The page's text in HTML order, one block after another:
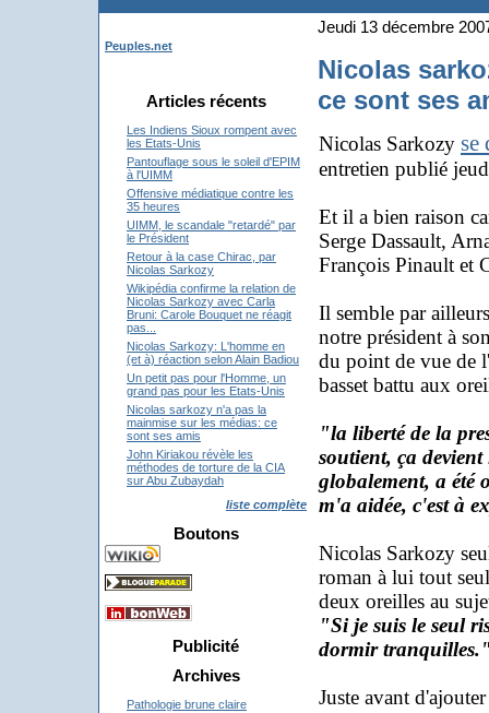
Peuples.net
Articles récents
Les Indiens Sioux rompent avec
les Etats-Unis
Pantouflage sous le soleil d'EPIM
à l'UIMM
Offensive médiatique contre les
35 heures
UIMM, le scandale "retardé" par
le Président
Retour à la case Chirac, par
Nicolas Sarkozy
Wikipédia confirme la relation de
Nicolas Sarkozy avec Carla
Bruni: Carole Bouquet ne réagit
pas...
Nicolas Sarkozy: L'homme en
(et à) réaction selon Alain Badiou
Un petit pas pour l'Homme, un
grand pas pour les Etats-Unis
Nicolas sarkozy n'a pas la
mainmise sur les médias: ce
sont ses amis
John Kiriakou révèle les
méthodes de torture de la CIA
sur Abu Zubaydah
liste complète
Boutons
Publicité
Archives
Pathologie brune claire
Jeudi 13 décembre
Nicolas
ce sont ses
Nicolas Sarkozy se
entretien publié
Et il a bien raison
Serge Dassault,
François Pinault et
Il semble par
notre président à
du point de vue de
basset battu aux
"la liberté de la
soutient, ça
globalement, a été
m'a aidée, c'est à
Nicolas Sarkozy
roman à lui tout
deux oreilles au
"Si je suis le seul
dormir
Juste avant